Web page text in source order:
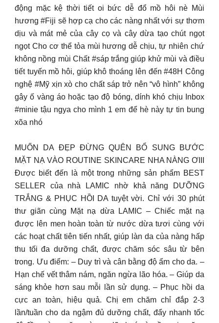
động mặc kệ thời tiết oi bức dễ đổ mồ hôi nè Mùi
hương #Fiji sẽ hợp cạ cho các nàng nhất với sự thơm
dịu và mát mẻ của cây cọ và cây dừa tạo chút ngọt
ngọt Cho cơ thể tỏa mùi hương dễ chịu, tự nhiên chứ
không nồng mùi Chất #sáp trắng giúp khử mùi và điều
tiết tuyến mồ hôi, giúp khô thoáng lên đến #48H Công
nghệ #Mỹ xịn xò cho chất sáp trở nên “vô hình” không
gây ố vàng áo hoặc tạo độ bóng, dính khó chịu Inbox
#minie tậu ngya cho mình 1 em để hè này tự tin bung
xõa nhó
MUỐN DA ĐẸP ĐỪNG QUÊN BỔ SUNG BƯỚC
MẶT NẠ VÀO ROUTINE SKINCARE NHA NÀNG ƠIII
Được biết đến là một trong những sản phẩm BEST
SELLER của nhà LAMIC nhờ khả năng DƯỠNG
TRẮNG & PHỤC HỒI DA tuyệt vời. Chỉ với 30 phút
thư giãn cùng Mặt nạ dừa LAMIC – Chiếc mặt nạ
được lên men hoàn toàn từ nước dừa tươi cùng với
các hoạt chất tiên tiến nhất, giúp làn da của nàng hấp
thu tối đa dưỡng chất, được chăm sóc sâu từ bên
trong. Ưu điểm: – Duy trì và cân bằng độ ẩm cho da. –
Hạn chế vết thâm nám, ngăn ngừa lão hóa. – Giúp da
sáng khỏe hơn sau mỗi lần sử dụng. – Phục hồi da
cực an toàn, hiệu quả. Chị em chăm chỉ đắp 2-3
lần/tuần cho da ngậm đủ dưỡng chất, đẩy nhanh tốc